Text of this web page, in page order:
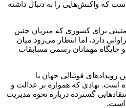
که واکنش‌هایی را به دنبال داشته
برای کشوری که میزبان چنین
دارد، اما انتظار می‌رود میان
جایگاه مهمانان رسمی مسابقات
رویداد‌های فوتبالی جهان با
نهادی که همواره بر عدالت و
گسترده درباره نحوه مدیریت
است.